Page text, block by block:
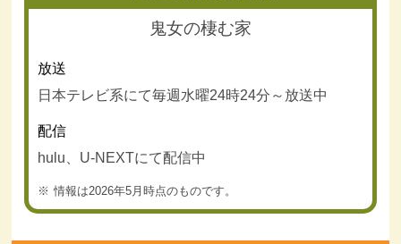
鬼女の棲む家
放送
日本テレビ系にて毎週水曜24時24分～放送中
配信
hulu、U-NEXTにて配信中
情報は2026年5月時点のものです。